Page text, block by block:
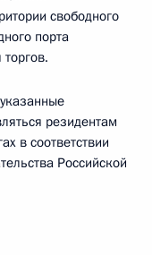
свободного
порта
резидентам
в соответствии
Российской